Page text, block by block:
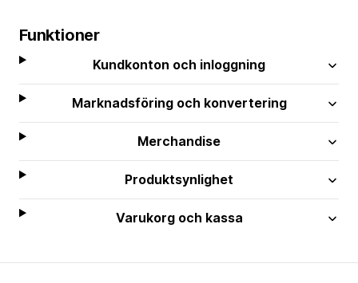
Funktioner
Kundkonton och inloggning
Marknadsföring och konvertering
Merchandise
Produktsynlighet
Varukorg och kassa